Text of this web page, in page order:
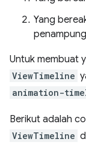
Yang
Untuk membuat
ViewTimeline
animation-
Berikut adalah
ViewTimeline